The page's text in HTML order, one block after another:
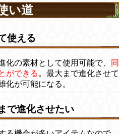
い道
使える
化の素材として使用可能で、
同
ができる 。最大まで進化させて
化が可能になる。
で進化させたい